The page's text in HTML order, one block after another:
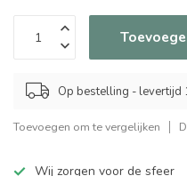
Op bestelling - levertijd
Toevoegen om te vergelijken
Wij zorgen voor de sfeer